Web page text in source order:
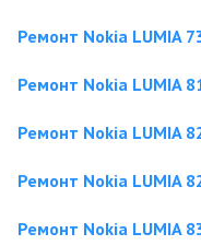
Ремонт Nokia LUMIA
Ремонт Nokia LUMIA
Ремонт Nokia LUMIA
Ремонт Nokia LUMIA
Ремонт Nokia LUMIA